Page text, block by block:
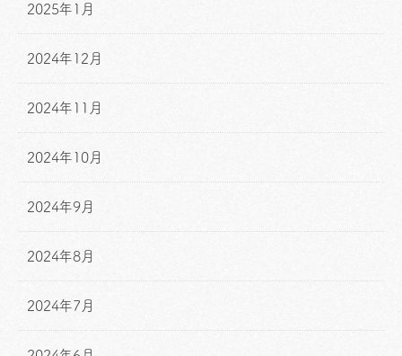
2025年1月
2024年12月
2024年11月
2024年10月
2024年9月
2024年8月
2024年7月